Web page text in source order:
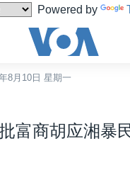
Powered by
8月10日 星期一
富商胡应湘暴